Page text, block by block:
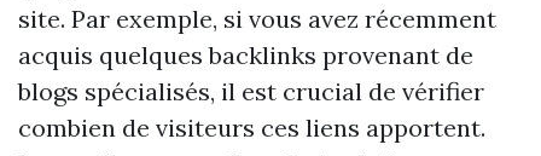
site. Par exemple, si vous avez récemment
acquis quelques backlinks provenant de
blogs spécialisés, il est crucial de vérifier
combien de visiteurs ces liens apportent.